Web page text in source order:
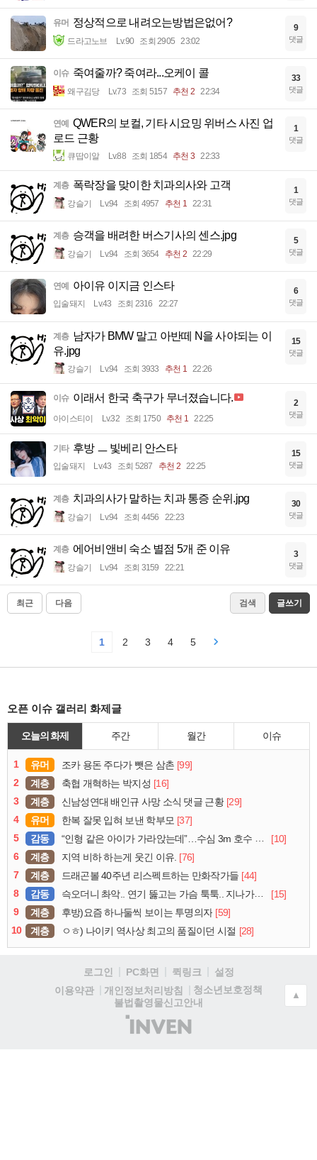
유머 정상적으로 내려오는방법은없어?
드라고노브 Lv.90 조회 2905 23:02
9
댓글
이슈 죽여줄까? 죽여라...오케이 콜
왜구김당 Lv.73 조회 5157 추천 2 22:34
33
댓글
연예 QWER의 보컬, 기타 시요밍 위버스 사진 업
로드 근황
큐땁이알 Lv.88 조회 1854 추천 3 22:33
1
댓글
계층 폭락장을 맞이한 치과의사와 고객
강슬기 Lv.94 조회 4957 추천 1 22:31
1
댓글
계층 승객을 배려한 버스기사의 센스.jpg
강슬기 Lv.94 조회 3654 추천 2 22:29
5
댓글
연예 아이유 이지금 인스타
입술돼지 Lv.43 조회 2316 22:27
6
댓글
계층 남자가 BMW 말고 아반떼 N을 사야되는 이
유.jpg
강슬기 Lv.94 조회 3933 추천 1 22:26
15
댓글
이슈 이래서 한국 축구가 무너졌습니다.
아이스티이 Lv.32 조회 1750 추천 1 22:25
2
댓글
기타 후방 ㅡ 빛베리 안스타
입술돼지 Lv.43 조회 5287 추천 2 22:25
15
댓글
계층 치과의사가 말하는 치과 통증 순위.jpg
강슬기 Lv.94 조회 4456 22:23
30
댓글
계층 에어비앤비 숙소 별점 5개 준 이유
강슬기 Lv.94 조회 3159 22:21
3
댓글
최근 다음 검색 글쓰기
1 2 3 4 5
오픈 이슈 갤러리 화제글
오늘의 화제 주간 월간 이슈
1 유머 조카 용돈 주다가 뺏은 삼촌 [99]
2
계층 축협 개혁하는 박지성 [16]
3
계층 신남성연대 배인규 사망 소식 댓글 근황 [29]
4
유머 한복 잘못 입혀 보낸 학부모 [37]
5
감동 “인형 같은 아이가 가라앉는데”…수심 3m 호수 뛰어든 60대 의인
[10]
6
계층 지역 비하 하는게 웃긴 이유. [76]
7
계층 드래곤볼 40주년 리스펙트하는 만화작가들 [44]
8
감동 슥오더니 촤악.. 연기 뚫고는 가슴 툭툭.. 지나가던 아재의 정체
[15]
9
계층 후방)요즘 하나둘씩 보이는 투명의자 [59]
10
계층 ㅇㅎ) 나이키 역사상 최고의 품질이던 시절 [28]
로그인 PC화면 퀵링크
설정
이용약관
개인정보처리방침
청소년보호정책
불법촬영물신고안내
(주)
인
▲